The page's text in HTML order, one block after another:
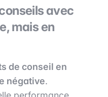
avec
mais en
de conseil en
négative.